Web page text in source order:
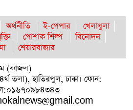
অর্থনীতি ই-পেপার
খেলাধুলা
পোশাক শিল্প
বিনোদন
শেয়ারবাজার
(কাজল)
তলা), হাতিরপুল, ঢাকা। ফোন: